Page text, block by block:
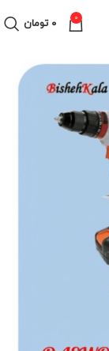
0 ۰ تومان